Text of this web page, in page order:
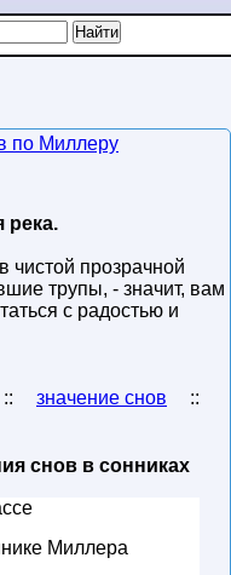
по Миллеру
река.
чистой прозрачной
трупы, - значит, вам
с радостью и
:: значение снов
::
снов в сонниках
Миллера